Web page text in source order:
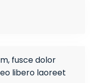
fusce dolor
libero laoreet